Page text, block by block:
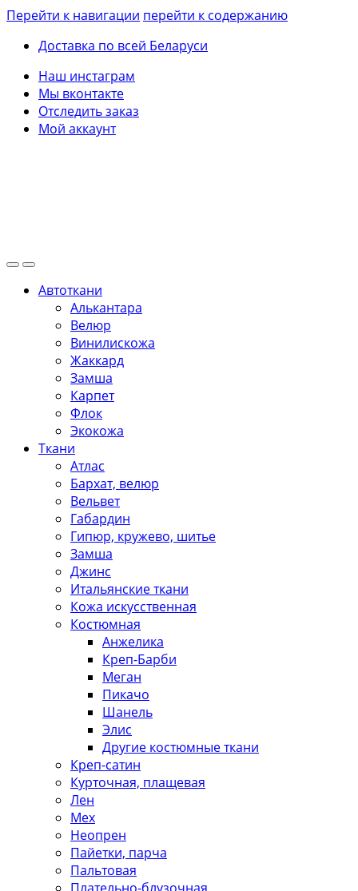
Перейти к навигации перейти к содержанию
Доставка по всей Беларуси
Наш инстаграм
Мы вконтакте
Отследить заказ
Мой аккаунт
Автоткани
Алькантара
Велюр
Винилискожа
Жаккард
Замша
Карпет
Флок
Экокожа
Ткани
Атлас
Бархат, велюр
Вельвет
Габардин
Гипюр, кружево, шитье
Замша
Джинс
Итальянские ткани
Кожа искусственная
Костюмная
Анжелика
Креп-Барби
Меган
Пикачо
Шанель
Элис
Другие костюмные ткани
Креп-сатин
Курточная, плащевая
Лен
Мех
Неопрен
Пайетки, парча
Пальтовая